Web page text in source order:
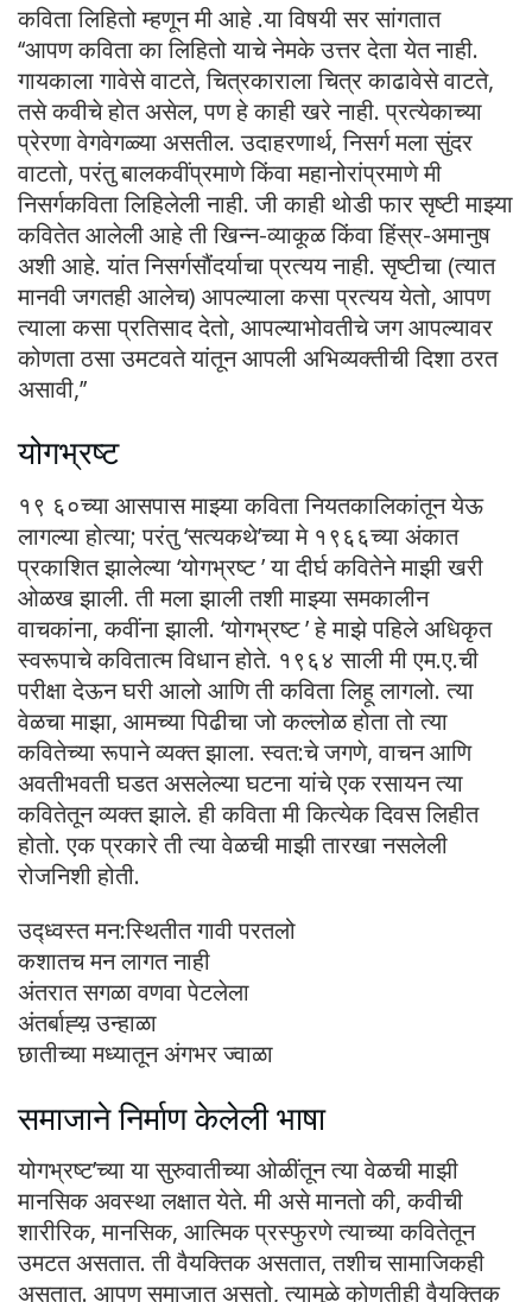
कविता लिहितो म्हणून मी आहे .या विषयी सर सांगतात
‘‘आपण कविता का लिहितो याचे नेमके उत्तर देता येत नाही.
गायकाला गावेसे वाटते, चित्रकाराला चित्र काढावेसे वाटते,
तसे कवीचे होत असेल, पण हे काही खरे नाही. प्रत्येकाच्या
प्रेरणा वेगवेगळ्या असतील. उदाहरणार्थ, निसर्ग मला सुंदर
वाटतो, परंतु बालकवींप्रमाणे किंवा महानोरांप्रमाणे मी
निसर्गकविता लिहिलेली नाही. जी काही थोडी फार सृष्टी माझ्या
कवितेत आलेली आहे ती खिन्न-व्याकूळ किंवा हिंस्र-अमानुष
अशी आहे. यांत निसर्गसौंदर्याचा प्रत्यय नाही. सृष्टीचा (त्यात
मानवी जगतही आलेच) आपल्याला कसा प्रत्यय येतो, आपण
त्याला कसा प्रतिसाद देतो, आपल्याभोवतीचे जग आपल्यावर
कोणता ठसा उमटवते यांतून आपली अभिव्यक्तीची दिशा ठरत
असावी,’’
योगभ्रष्ट
१९ ६०च्या आसपास माझ्या कविता नियतकालिकांतून येऊ
लागल्या होत्या; परंतु ‘सत्यकथे’च्या मे १९६६च्या अंकात
प्रकाशित झालेल्या ‘योगभ्रष्ट ’ या दीर्घ कवितेने माझी खरी
ओळख झाली. ती मला झाली तशी माझ्या समकालीन
वाचकांना, कवींना झाली. ‘योगभ्रष्ट ’ हे माझे पहिले अधिकृत
स्वरूपाचे कवितात्म विधान होते. १९६४ साली मी एम.ए.ची
परीक्षा देऊन घरी आलो आणि ती कविता लिहू लागलो. त्या
वेळचा माझा, आमच्या पिढीचा जो कल्लोळ होता तो त्या
कवितेच्या रूपाने व्यक्त झाला. स्वत:चे जगणे, वाचन आणि
अवतीभवती घडत असलेल्या घटना यांचे एक रसायन त्या
कवितेतून व्यक्त झाले. ही कविता मी कित्येक दिवस लिहीत
होतो. एक प्रकारे ती त्या वेळची माझी तारखा नसलेली
रोजनिशी होती.
उद्ध्वस्त मन:स्थितीत गावी परतलो
कशातच मन लागत नाही
अंतरात सगळा वणवा पेटलेला
अंतर्बाह्य़ उन्हाळा
छातीच्या मध्यातून अंगभर ज्वाळा
समाजाने निर्माण केलेली भाषा
योगभ्रष्ट’च्या या सुरुवातीच्या ओळींतून त्या वेळची माझी
मानसिक अवस्था लक्षात येते. मी असे मानतो की, कवीची
शारीरिक, मानसिक, आत्मिक प्रस्फुरणे त्याच्या कवितेतून
उमटत असतात. ती वैयक्तिक असतात, तशीच सामाजिकही
असतात. आपण समाजात असतो, त्यामुळे कोणतीही वैयक्तिक